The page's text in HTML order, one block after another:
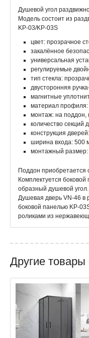
Душевой угол
Модель состоит из
KP-03/KP-03S
цвет: прозрачное
закалённое
универсальная
регулируемые
тип стекла:
двусторонняя
магнитные
материал
монтаж: на поддон,
количество секций
конструкция
ширина входа: 500
монтажный размер:
Поддон приобретается
Комплектуется
образный душевой угол.
Душевая дверь VN-46 в
боковой панелью KP-
роликами из
Другие товары